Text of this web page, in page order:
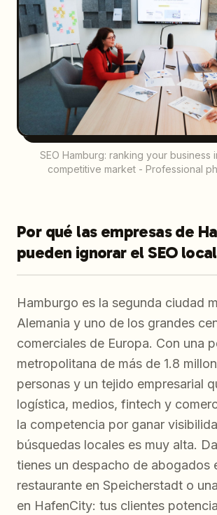
SEO Hamburg: ranking your business
competitive market - Professional
Por qué las empresas de
pueden ignorar el SEO local
Hamburgo es la segunda ciudad
Alemania y uno de los grandes
comerciales de Europa. Con una
metropolitana de más de 1.8
personas y un tejido empresarial
logística, medios, fintech y
la competencia por ganar
búsquedas locales es muy alta.
tienes un despacho de abogados
restaurante en Speicherstadt o
en HafenCity: tus clientes